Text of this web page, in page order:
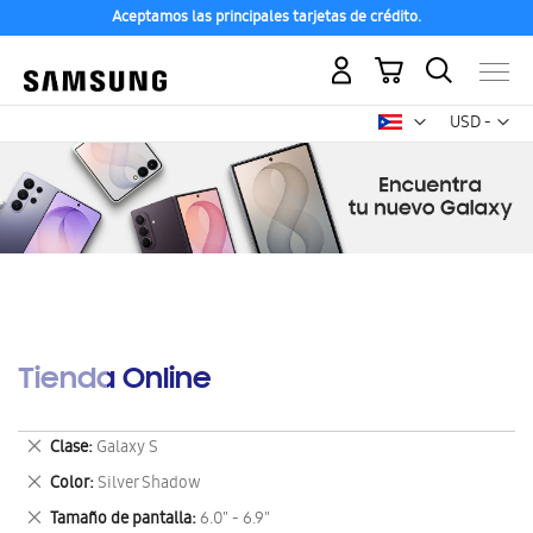
Aceptamos las principales tarjetas de crédito.
USD -
dólar
Mi carrito
Tienda Online
Clase Galaxy S
Eliminar
este
artículo
Color Silver Shadow
Eliminar
este
Tamaño de pantalla 6.0" - 6.9"
Eliminar